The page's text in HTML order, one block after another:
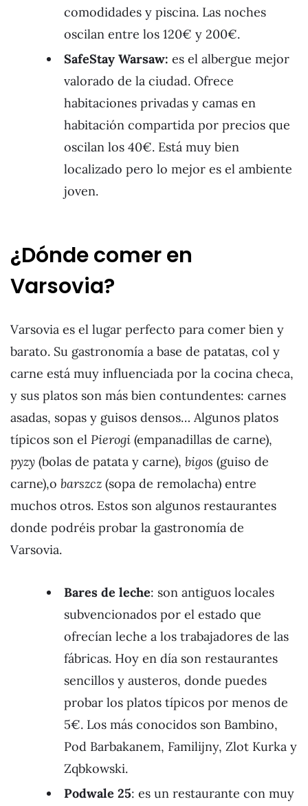
comodidades y piscina. Las noches
oscilan entre los 120€ y 200€.
SafeStay Warsaw: es el albergue mejor
valorado de la ciudad. Ofrece
habitaciones privadas y camas en
habitación compartida por precios que
oscilan los 40€. Está muy bien
localizado pero lo mejor es el ambiente
joven.
¿Dónde comer en
Varsovia?
Varsovia es el lugar perfecto para comer bien y
barato. Su gastronomía a base de patatas, col y
carne está muy influenciada por la cocina checa,
y sus platos son más bien contundentes: carnes
asadas, sopas y guisos densos… Algunos platos
típicos son el Pierogi (empanadillas de carne),
pyzy (bolas de patata y carne), bigos (guiso de
carne),o barszcz (sopa de remolacha) entre
muchos otros. Estos son algunos restaurantes
donde podréis probar la gastronomía de
Varsovia.
Bares de leche: son antiguos locales
subvencionados por el estado que
ofrecían leche a los trabajadores de las
fábricas. Hoy en día son restaurantes
sencillos y austeros, donde puedes
probar los platos típicos por menos de
5€. Los más conocidos son Bambino,
Pod Barbakanem, Familijny, Zlot Kurka y
Zqbkowski.
Podwale 25: es un restaurante con muy